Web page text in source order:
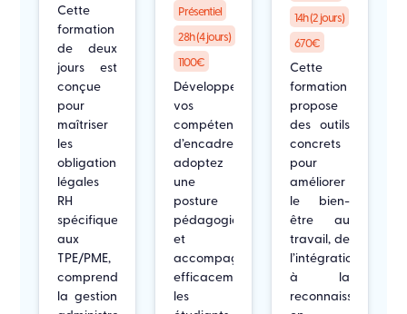
Cette
formation
de deux
jours est
conçue
pour
maîtriser
les
obligations
légales
RH
spécifiques
aux
TPE/PME,
comprendre
la gestion
Présentiel
28h (4 jours)
1100€
Développez
vos
compétences
d’encadrement,
adoptez
une
posture
pédagogique
et
accompagnez
efficacement
les
14h (2 jours)
670€
Cette
formation
propose
des outils
concrets
pour
améliorer
le bien-
être au
travail, de
l’intégration
à la
reconnaissance,